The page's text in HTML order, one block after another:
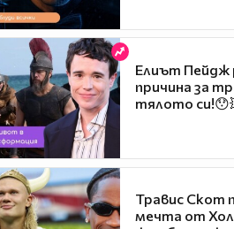
Елиът Пейдж
причина за
тялото
Травис Скот
мечта от